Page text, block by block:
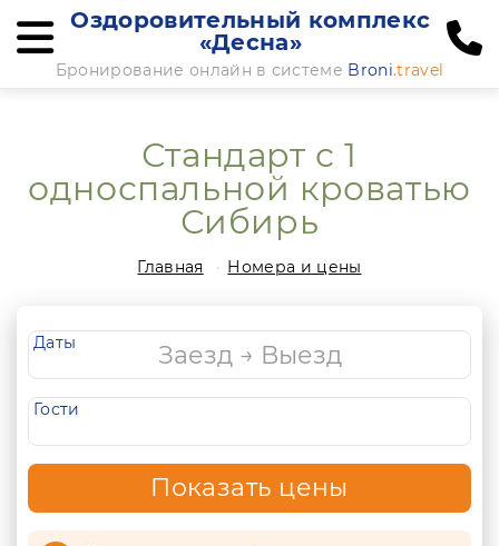
Оздоровительный комплекс
«Десна»
Бронирование онлайн в системе Broni.travel
Стандарт с 1
односпальной кроватью
Сибирь
Главная Номера и цены
Даты
Гости
Показать цены